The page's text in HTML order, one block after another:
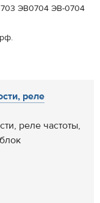
ЭB0704 ЭВ-0704
реле
реле частоты,